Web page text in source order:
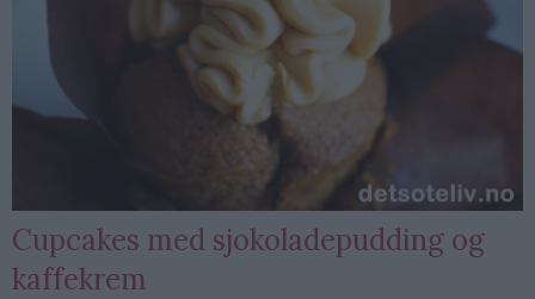
Cupcakes med sjokoladepudding og
kaffekrem